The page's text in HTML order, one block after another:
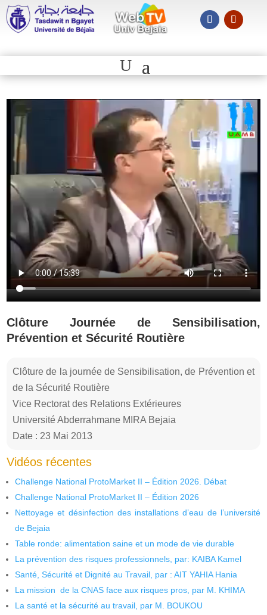
Clôture Journée de Sensibilisation,
Prévention et Sécurité Routière
Clôture de la journée de Sensibilisation, de Prévention et
de la Sécurité Routière
Vice Rectorat des Relations Extérieures
Université Abderrahmane MIRA Bejaia
Date : 23 Mai 2013
Vidéos récentes
Challenge National ProtoMarket II – Édition 2026. Débat
Challenge National ProtoMarket II – Édition 2026
Nettoyage et désinfection des installations d’eau de l’université
de Bejaia
Table ronde: alimentation saine et un mode de vie durable
La prévention des risques professionnels, par: KAIBA Kamel
Santé, Sécurité et Dignité au Travail, par : AIT YAHIA Hania
La mission de la CNAS face aux risques pros, par M. KHIMA
La santé et la sécurité au travail, par M. BOUKOU